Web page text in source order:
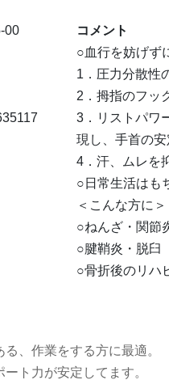
00
コメント
○血行を妨げず
1．圧力分散性
2．拇指のフッ
3．リストパワ
現し、手首の
4．汗、ムレを
○日常生活はも
＜こんな方に＞
○ねんざ・関節
○腱鞘炎・脱臼
○骨折後のリハ
る、作業をする方に最適。
ト力が安定してます。